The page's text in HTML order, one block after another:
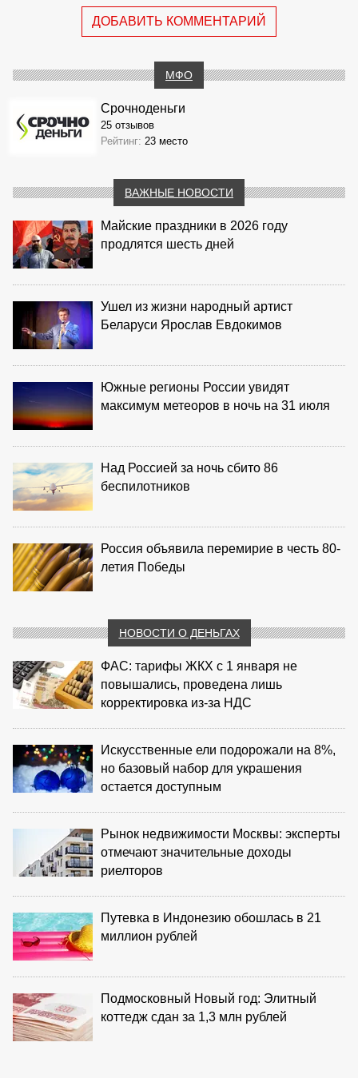
ДОБАВИТЬ КОММЕНТАРИЙ
МФО
Срочноденьги
25 отзывов
Рейтинг: 23 место
ВАЖНЫЕ НОВОСТИ
Майские праздники в 2026 году
продлятся шесть дней
Ушел из жизни народный артист
Беларуси Ярослав Евдокимов
Южные регионы России увидят
максимум метеоров в ночь на 31 июля
Над Россией за ночь сбито 86
беспилотников
Россия объявила перемирие в честь 80-
летия Победы
НОВОСТИ О ДЕНЬГАХ
ФАС: тарифы ЖКХ с 1 января не
повышались, проведена лишь
корректировка из‑за НДС
Искусственные ели подорожали на 8%,
но базовый набор для украшения
остается доступным
Рынок недвижимости Москвы: эксперты
отмечают значительные доходы
риелторов
Путевка в Индонезию обошлась в 21
миллион рублей
Подмосковный Новый год: Элитный
коттедж сдан за 1,3 млн рублей